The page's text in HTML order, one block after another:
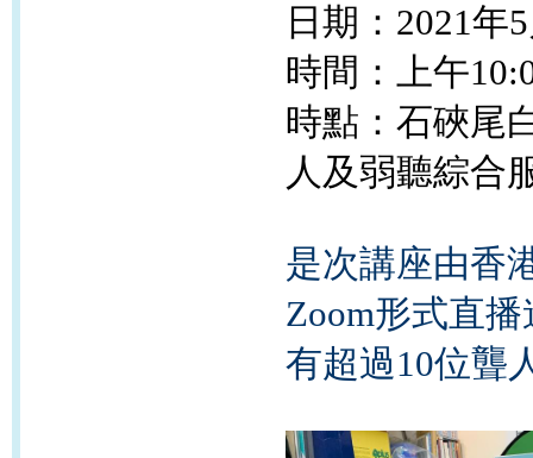
日期：2021年
時間：上午
時點：石硤尾
人及弱聽綜合
是次講座由香
Zoom形式直
有超過10位聾